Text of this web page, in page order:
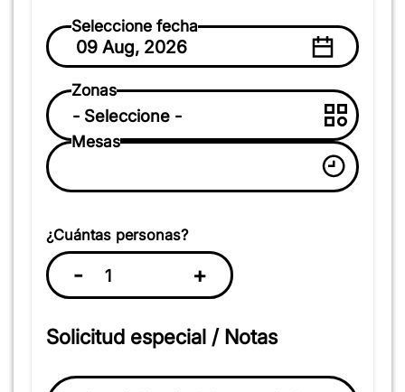
Seleccione fecha
09 Aug, 2026
Zonas
Mesas
¿Cuántas personas?
- +
Solicitud especial / Notas